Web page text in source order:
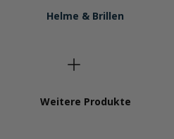
Helme & Brillen
Weitere Produkte